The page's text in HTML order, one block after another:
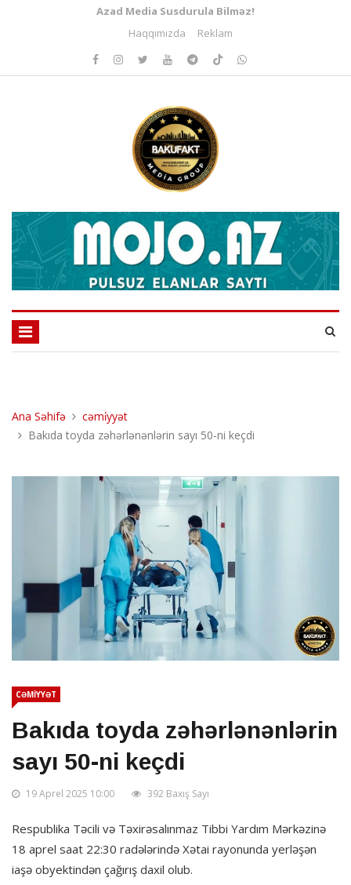
Azad Media Susdurula Bilməz!
Haqqımızda
Reklam
Ana Səhifə
cəmi̇yyət
Bakıda toyda zəhərlənənlərin sayı 50-ni keçdi
CƏMİYYƏT
Bakıda toyda zəhərlənənlərin
sayı 50-ni keçdi
19 Aprel 2025 10:00 392 Baxış Sayı
Respublika Təcili və Təxirəsalınmaz Tibbi Yardım Mərkəzinə
18 aprel saat 22:30 radələrində Xətai rayonunda yerləşən
iaşə obyektindən çağırış daxil olub.